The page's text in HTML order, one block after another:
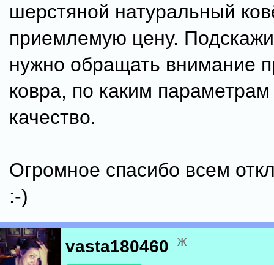
шерстяной натуральный
приемлемую цену.
нужно обращать внимание
ковра, по каким
качество.
Огромное спасибо всем
:-)
vasta180460 ж